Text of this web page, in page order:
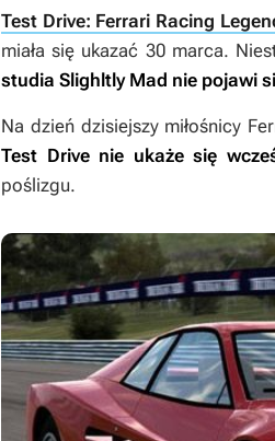
Test Drive: Ferrari Racing
miała się ukazać 30 marca.
studia Slighltly Mad nie pojawi
Na dzień dzisiejszy miłośnicy
Test Drive nie ukaże się
poślizgu.